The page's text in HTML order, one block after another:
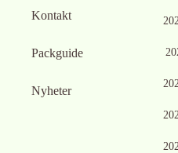
Kontakt
Packguide
Nyheter